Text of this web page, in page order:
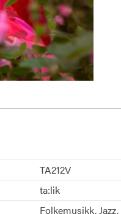
TA212V
ta:lik
Folkemusikk Jazz